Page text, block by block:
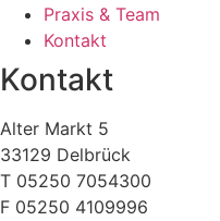
Praxis & Team
Kontakt
Kontakt
Alter Markt 5
33129 Delbrück
T 05250 7054300
F 05250 4109996